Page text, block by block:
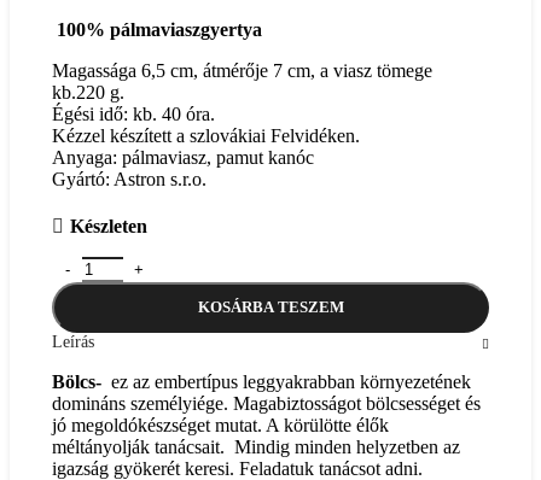
100% pálmaviaszgyertya
Magassága 6,5 cm, átmérője 7 cm, a viasz tömege
kb.220 g.
Égési idő: kb. 40 óra.
Kézzel készített a szlovákiai Felvidéken.
Anyaga: pálmaviasz, pamut kanóc
Gyártó: Astron s.r.o.
Készleten
Bölcs személyiséggyertya mennyiség
KOSÁRBA TESZEM
Leírás
Bölcs- ez az embertípus leggyakrabban környezetének
domináns személyiége. Magabiztosságot bölcsességet és
jó megoldókészséget mutat. A körülötte élők
méltányolják tanácsait. Mindig minden helyzetben az
igazság gyökerét keresi. Feladatuk tanácsot adni.